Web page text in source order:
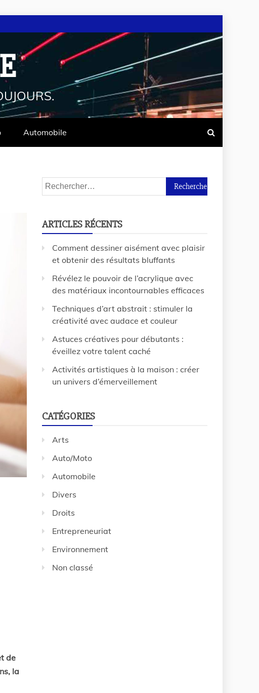
Automobile
de
la
ARTICLES RÉCENTS
Comment dessiner aisément avec plaisir
et obtenir des résultats bluffants
Révélez le pouvoir de l’acrylique avec
des matériaux incontournables efficaces
Techniques d’art abstrait : stimuler la
créativité avec audace et couleur
Astuces créatives pour débutants :
éveillez votre talent caché
Activités artistiques à la maison : créer
un univers d’émerveillement
CATÉGORIES
Arts
Auto/Moto
Automobile
Divers
Droits
Entrepreneuriat
Environnement
Non classé